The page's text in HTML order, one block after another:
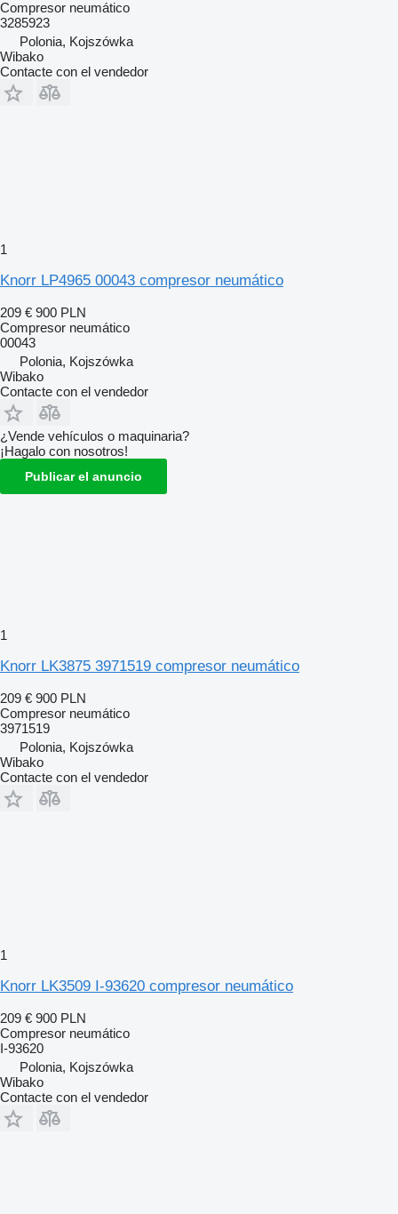
Compresor neumático
3285923
Polonia, Kojszówka
Wibako
Contacte con el vendedor
1
Knorr LP4965 00043 compresor neumático
209 € 900 PLN
Compresor neumático
00043
Polonia, Kojszówka
Wibako
Contacte con el vendedor
¿Vende vehículos o maquinaria?
¡Hagalo con nosotros!
Publicar el anuncio
1
Knorr LK3875 3971519 compresor neumático
209 € 900 PLN
Compresor neumático
3971519
Polonia, Kojszówka
Wibako
Contacte con el vendedor
1
Knorr LK3509 I-93620 compresor neumático
209 € 900 PLN
Compresor neumático
I-93620
Polonia, Kojszówka
Wibako
Contacte con el vendedor